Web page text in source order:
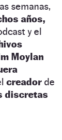
semanas,
años,
y el
Moylan
creadorde
discretas